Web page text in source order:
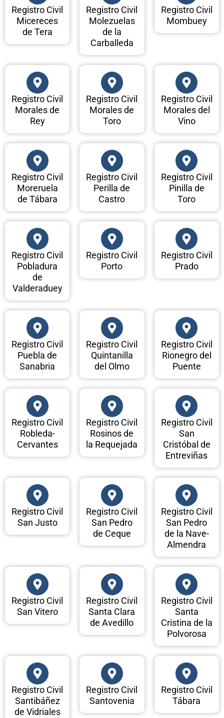
Registro Civil
Micereces
de Tera
Registro Civil
Molezuelas
de la
Carballeda
Registro Civil
Mombuey
Registro Civil
Morales de
Rey
Registro Civil
Morales de
Toro
Registro Civil
Morales del
Vino
Registro Civil
Moreruela
de Tábara
Registro Civil
Perilla de
Castro
Registro Civil
Pinilla de
Toro
Registro Civil
Pobladura
de
Valderaduey
Registro Civil
Porto
Registro Civil
Prado
Registro Civil
Puebla de
Sanabria
Registro Civil
Quintanilla
del Olmo
Registro Civil
Rionegro del
Puente
Registro Civil
Robleda-
Cervantes
Registro Civil
Rosinos de
la Requejada
Registro Civil
San
Cristóbal de
Entreviñas
Registro Civil
San Justo
Registro Civil
San Pedro
de Ceque
Registro Civil
San Pedro
de la Nave-
Almendra
Registro Civil
San Vitero
Registro Civil
Santa Clara
de Avedillo
Registro Civil
Santa
Cristina de la
Polvorosa
Registro Civil
Santibáñez
de Vidriales
Registro Civil
Santovenia
Registro Civil
Tábara